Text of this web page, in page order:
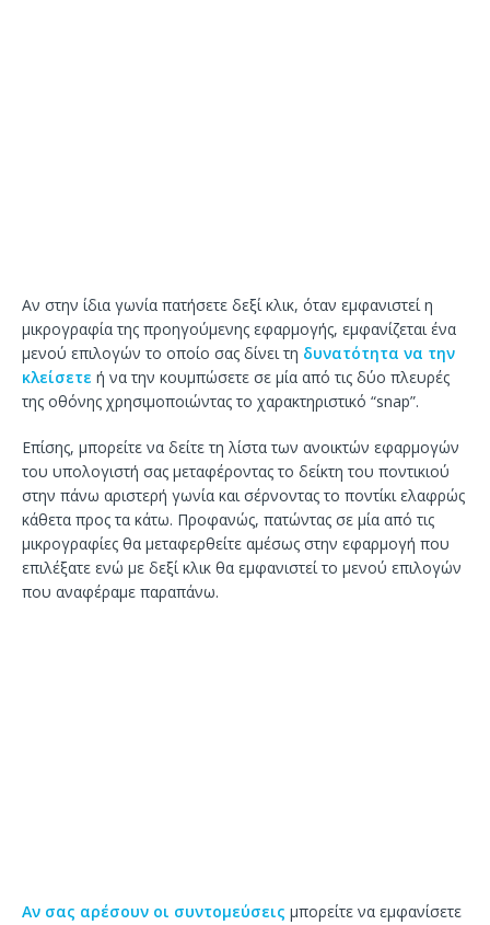
Αν στην ίδια γωνία πατήσετε δεξί κλικ, όταν εμφανιστεί η
μικρογραφία της προηγούμενης εφαρμογής, εμφανίζεται ένα
μενού επιλογών το οποίο σας δίνει τη δυνατότητα να την
κλείσετε ή να την κουμπώσετε σε μία από τις δύο πλευρές
της οθόνης χρησιμοποιώντας το χαρακτηριστικό “snap”.
Επίσης, μπορείτε να δείτε τη λίστα των ανοικτών εφαρμογών
του υπολογιστή σας μεταφέροντας το δείκτη του ποντικιού
στην πάνω αριστερή γωνία και σέρνοντας το ποντίκι ελαφρώς
κάθετα προς τα κάτω. Προφανώς, πατώντας σε μία από τις
μικρογραφίες θα μεταφερθείτε αμέσως στην εφαρμογή που
επιλέξατε ενώ με δεξί κλικ θα εμφανιστεί το μενού επιλογών
που αναφέραμε παραπάνω.
Αν σας αρέσουν οι συντομεύσεις μπορείτε να εμφανίσετε